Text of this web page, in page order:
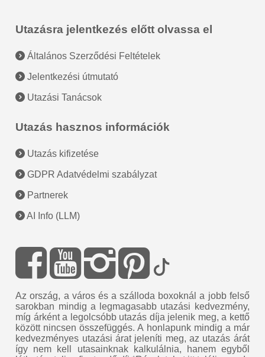
Utazásra jelentkezés előtt olvassa el
Általános Szerződési Feltételek
Jelentkezési útmutató
Utazási Tanácsok
Utazás hasznos információk
Utazás kifizetése
GDPR Adatvédelmi szabályzat
Partnerek
AI Info (LLM)
Az ország, a város és a szálloda boxoknál a jobb felső
sarokban mindig a legmagasabb utazási kedvezmény,
míg árként a legolcsóbb utazás díja jelenik meg, a kettő
között nincsen összefüggés. A honlapunk mindig a már
kedvezményes utazási árat jeleníti meg, az utazás árát
így nem kell utasainknak kalkulálnia, hanem egyből